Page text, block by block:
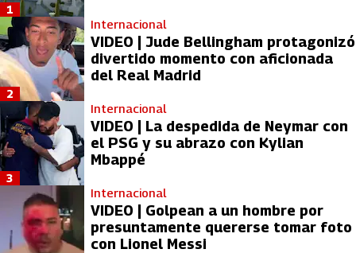
1
Internacional
VIDEO | Jude Bellingham protagonizó
divertido momento con aficionada
del Real Madrid
2
Internacional
VIDEO | La despedida de Neymar con
el PSG y su abrazo con Kylian
Mbappé
3
Internacional
VIDEO | Golpean a un hombre por
presuntamente quererse tomar foto
con Lionel Messi